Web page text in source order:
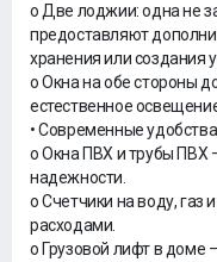
o Две лоджии: одна не
предоставляют
хранения или создания
o Окна на обе стороны
естественное
• Современные
o Окна ПВХ и трубы ПВХ
надежности.
o Счетчики на воду, газ
расходами.
o Грузовой лифт в доме